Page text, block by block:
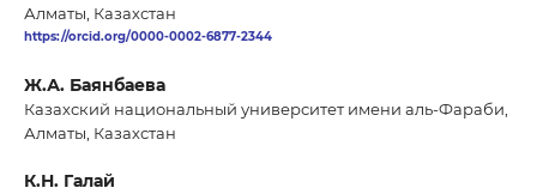
Алматы, Казахстан
https://orcid.org/0000-0002-6877-2344
Ж.А. Баянбаева
Казахский национальный университет имени аль-Фараби,
Алматы, Казахстан
К.Н. Галай